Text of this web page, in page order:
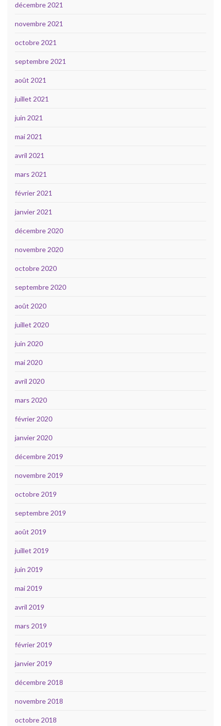
décembre 2021
novembre 2021
octobre 2021
septembre 2021
août 2021
juillet 2021
juin 2021
mai 2021
avril 2021
mars 2021
février 2021
janvier 2021
décembre 2020
novembre 2020
octobre 2020
septembre 2020
août 2020
juillet 2020
juin 2020
mai 2020
avril 2020
mars 2020
février 2020
janvier 2020
décembre 2019
novembre 2019
octobre 2019
septembre 2019
août 2019
juillet 2019
juin 2019
mai 2019
avril 2019
mars 2019
février 2019
janvier 2019
décembre 2018
novembre 2018
octobre 2018